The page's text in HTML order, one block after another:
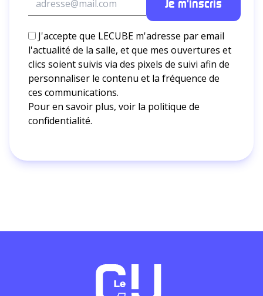
J'accepte que LECUBE m'adresse par email
l'actualité de la salle, et que mes ouvertures et
clics soient suivis via des pixels de suivi afin de
personnaliser le contenu et la fréquence de
ces communications.
Pour en savoir plus, voir la politique de
confidentialité.